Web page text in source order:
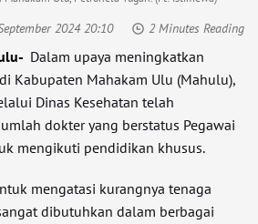
2024 20:10 2 Minutes Reading
Dalam upaya meningkatkan
Kabupaten Mahakam Ulu (Mahulu),
Dinas Kesehatan telah
dokter yang berstatus Pegawai
mengikuti pendidikan khusus.
mengatasi kurangnya tenaga
dibutuhkan dalam berbagai